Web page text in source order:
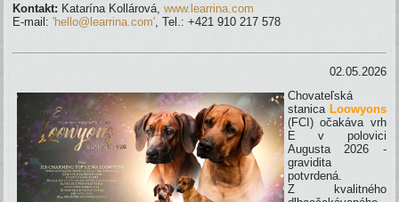
Kontakt: Katarína Kollárová,www.learrina.com
E-mail:'hello@learrina.com' , Tel.: +421 910 217 578
02.05.2026
Chovateľská
stanica Loowyons
(FCI) očakáva vrh
E v polovici
Augusta 2026 -
gravidita
potvrdená.
Z kvalitného